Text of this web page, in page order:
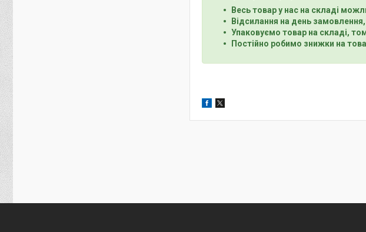
Весь товар у нас на складі
Відсилання на день
Упаковуємо товар на складі,
Постійно робимо знижки на